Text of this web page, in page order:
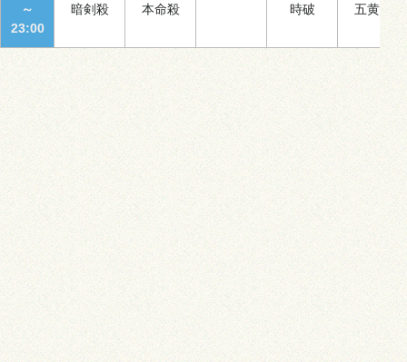
～
23:00
暗剣殺 本命殺 時破 五黄殺